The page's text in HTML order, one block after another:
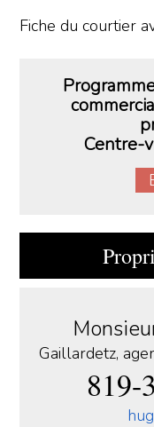
Fiche du courtier
Centre-
Gaillardetz,
819-